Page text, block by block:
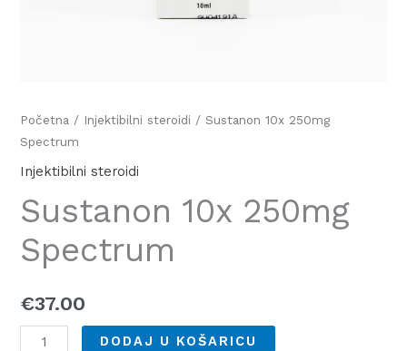
Početna / Injektibilni steroidi / Sustanon 10x 250mg
Spectrum
Injektibilni steroidi
Sustanon 10x 250mg
Spectrum
€37.00
DODAJ U KOŠARICU